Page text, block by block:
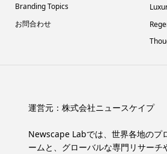
Branding Topics
お問合わせ
運営元： 株式会社ニュースケイプ
Newscape Labでは、世界各地のプ
ームと、グローバルな専門リサーチ